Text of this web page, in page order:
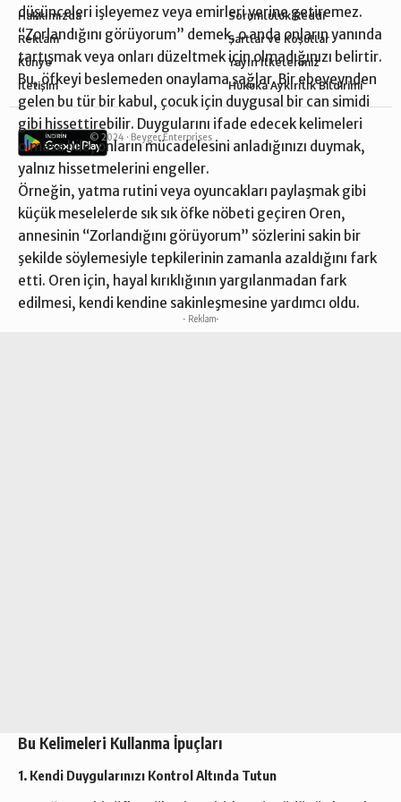
düşünceleri işleyemez veya emirleri yerine getiremez.
“Zorlandığını görüyorum” demek, o anda onların yanında
tartışmak veya onları düzeltmek için olmadığınızı belirtir.
Bu, öfkeyi beslemeden onaylama sağlar. Bir ebeveynden
gelen bu tür bir kabul, çocuk için duygusal bir can simidi
gibi hissettirebilir. Duygularını ifade edecek kelimeleri
olmasa bile, onların mücadelesini anladığınızı duymak,
yalnız hissetmelerini engeller.
Örneğin, yatma rutini veya oyuncakları paylaşmak gibi
küçük meselelerde sık sık öfke nöbeti geçiren Oren,
annesinin “Zorlandığını görüyorum” sözlerini sakin bir
şekilde söylemesiyle tepkilerinin zamanla azaldığını fark
etti. Oren için, hayal kırıklığının yargılanmadan fark
edilmesi, kendi kendine sakinleşmesine yardımcı oldu.
- Reklam-
Bu Kelimeleri Kullanma İpuçları
1. Kendi Duygularınızı Kontrol Altında Tutun
Hakkımızda
Reklam
Künye
İletişim
Sorumluluk Reddi
Şartlar ve Koşullar
Yayın İlkelerimiz
Hukuka Aykırılık Bildirimi
© 2024 · Beyger Enterprises